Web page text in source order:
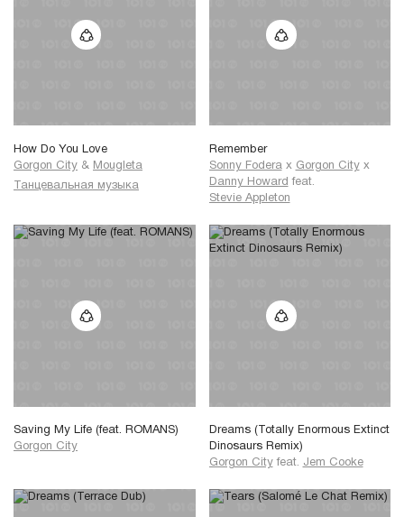
How Do You Love
Gorgon City & Mougleta
Танцевальная музыка
Remember
Sonny Fodera x Gorgon City x
Danny Howard feat.
Stevie Appleton
Saving My Life (feat. ROMANS)
Gorgon City
Dreams (Totally Enormous Extinct
Dinosaurs Remix)
Gorgon City feat. Jem Cooke